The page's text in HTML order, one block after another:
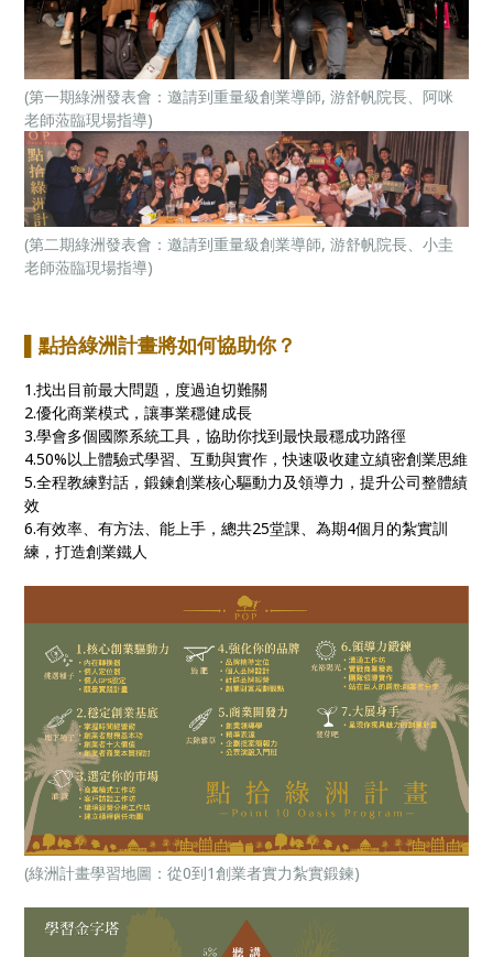
(第一期綠洲發表會：邀請到重量級創業導師, 游舒帆院長、阿咪
老師蒞臨現場指導)
(第二期綠洲發表會：邀請到重量級創業導師, 游舒帆院長、小圭
老師蒞臨現場指導)
▌點拾綠洲計畫將如何協助你？
1.找出目前最大問題，度過迫切難關
2.優化商業模式，讓事業穩健成長
3.學會多個國際系統工具，協助你找到最快最穩成功路徑
4.50%以上體驗式學習、互動與實作，快速吸收建立縝密創業思維
5.全程教練對話，鍛鍊創業核心驅動力及領導力，提升公司整體績
效
6.有效率、有方法、能上手，總共25堂課、為期4個月的紮實訓
練，打造創業鐵人
(綠洲計畫學習地圖：從0到1創業者實力紮實鍛鍊)